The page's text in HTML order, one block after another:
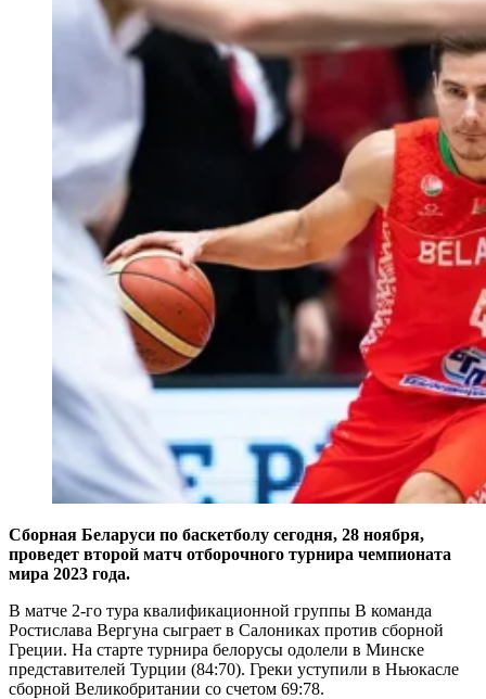
Сборная Беларуси по баскетболу сегодня, 28 ноября,
проведет второй матч отборочного турнира чемпионата
мира 2023 года.
В матче 2-го тура квалификационной группы В команда
Ростислава Вергуна сыграет в Салониках против сборной
Греции. На старте турнира белорусы одолели в Минске
представителей Турции (84:70). Греки уступили в Ньюкасле
сборной Великобритании со счетом 69:78.